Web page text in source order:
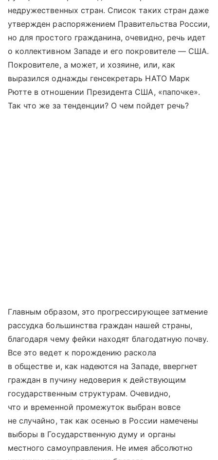
недружественных стран. Список таких стран даже
утвержден распоряжением Правительства России,
но для простого гражданина, очевидно, речь идет
о коллективном Западе и его покровителе — США.
Покровителе, а может, и хозяине, или, как
выразился однажды генсекретарь НАТО Марк
Рютте в отношении Президента США, «папочке».
Так что же за тенденции? О чем пойдет речь?
Главным образом, это прогрессирующее затмение
рассудка большинства граждан нашей страны,
благодаря чему фейки находят благодатную почву.
Все это ведет к порождению раскола
в обществе и, как надеются на Западе, ввергнет
граждан в пучину недоверия к действующим
государственным структурам. Очевидно,
что и временной промежуток выбран вовсе
не случайно, так как осенью в России намечены
выборы в Государственную думу и органы
местного самоуправления. Не имея абсолютно